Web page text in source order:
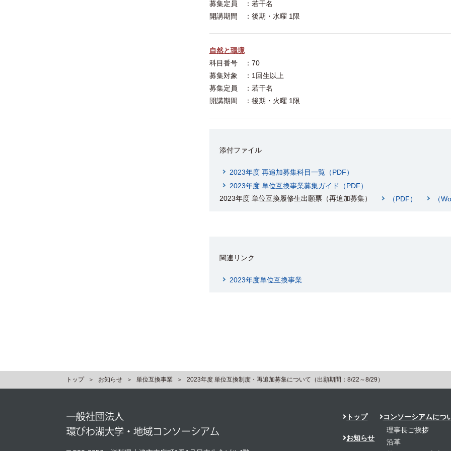
募集定員 ：若干名
開講期間 ：後期・水曜 1限
自然と環境
科目番号 ：70
募集対象 ：1回生以上
募集定員 ：若干名
開講期間 ：後期・火曜 1限
添付ファイル
2023年度 再追加募集科目一覧（PDF）
2023年度 単位互換事業募集ガイド（PDF）
2023年度 単位互換履修生出願票（再追加募集）
（PDF） （
関連リンク
2023年度単位互換事業
トップ お知らせ 単位互換事業 2023年度 単位互換制度・再追加募集について（出願期間：8/22～8/29）
トップ
お知らせ
コンソーシアムにつ
理事長ご挨拶
沿革